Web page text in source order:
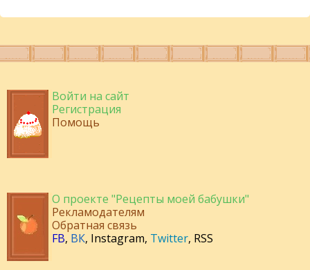
Войти на сайт
Регистрация
Помощь
О проекте "Рецепты моей бабушки"
Рекламодателям
Обратная связь
FB, ВК, Instagram, Twitter, RSS